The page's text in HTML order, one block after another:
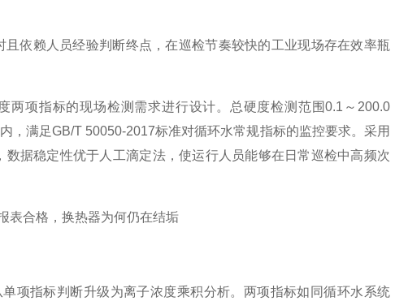
依赖人员经验判断终点，在巡检节奏较快的工业现场存在效率瓶
两项指标的现场检测需求进行设计。总硬度检测范围0.1～200.0
，满足GB/T 50050-2017标准对循环水常规指标的监控要求。采用
据稳定性优于人工滴定法，使运行人员能够在日常巡检中高频次
项指标判断升级为离子浓度乘积分析。两项指标如同循环水系统